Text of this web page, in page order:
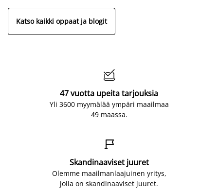
Katso kaikki oppaat ja blogit

47 vuotta upeita tarjouksia
Yli 3600 myymälää ympäri maailmaa
49 maassa.

Skandinaaviset juuret
Olemme maailmanlaajuinen yritys,
jolla on skandinaaviset juuret.